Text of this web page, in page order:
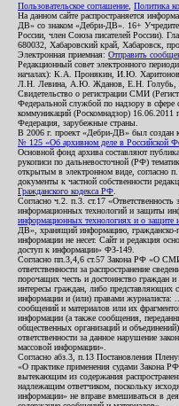
Пользовательское соглашение Политика
На данном сайте распространяется
ДВ» со знаком «Дебри-ДВ». 16+
России, член Союза писателей России).
680032, Хабаровский край, Хабаровск,
Электронная приемная: Отправить
Редакционный совет электронного
началах): К.А. Пронякин, И.Ю.
Л.Н. Левина, А.Ю. Жданов, Е.Н.
Свидетельство о регистрации СМИ
Федеральной службой по надзору в
коммуникаций (Роскомнадзор) 16.06.2011
Федерация, зарубежные страны.
В 2006 г. проект «Дебри-ДВ» был создан
№ 125 «Об архивном деле в Российской
Основной фонд архива составляют
рукописи по дальневосточной (РФ)
открытым в электронном виде, согласно
документы к частной собственности
Гражданского кодекса РФ
Согласно ч.2. п.3. ст.17
информационных технологий и защиты
информационных технологиях и о
ДВ», хранящий информацию, гражданско-
информации не несет. Сайт и редакция
доступ к информации» ФЗ-149.
Согласно пп.3,4,6 ст.57 Закона РФ «О
ответственности за распространение
порочащих честь и достоинство граждан
интересы граждан, либо представляющих
информации и (или) правами журналиста:
сообщений и материалов или их
информации (а также сообщения,
общественных организаций и
ответственности за данное нарушение
массовой информации».
Согласно абз.3, п.13 Постановления
«О практике применения судами Закона
вытекающим из содержания
надлежащим ответчиком, поскольку
информации» не вправе вмешиваться в